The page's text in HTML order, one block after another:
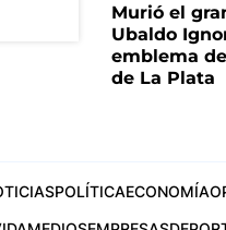
Murió el
Ubaldo
emblema
de La Plata
POLÍTICAECONOMÍA